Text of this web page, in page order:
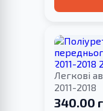
Легкові
2011-2018
340.00